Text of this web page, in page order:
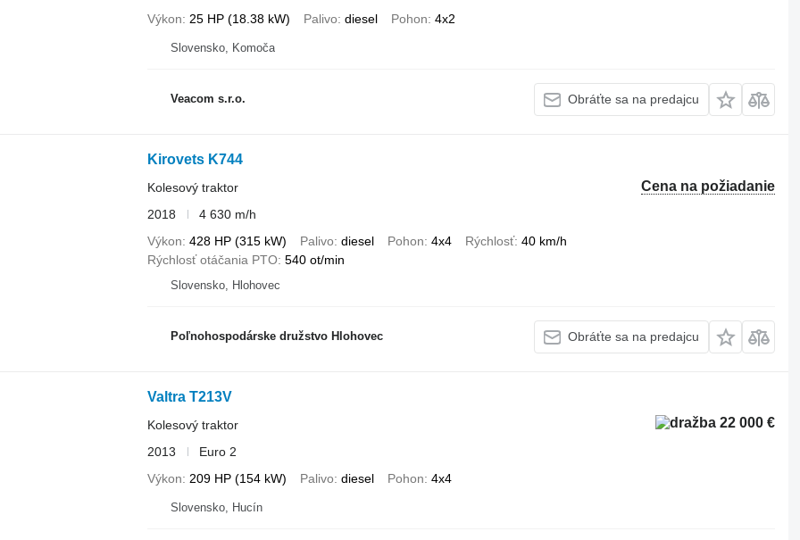
Výkon
25 HP (18.38 kW) Palivo diesel Pohon 4x2
Slovensko, Komoča
Veacom s.r.o. Obráťte sa na predajcu
Kirovets K744
Cena na požiadanie
Kolesový traktor
2018
4 630 m/h
Výkon 428 HP (315 kW) Palivo diesel Pohon 4x4 Rýchlosť 40 km/h
Rýchlosť otáčania PTO 540 ot/min
Slovensko, Hlohovec
Poľnohospodárske družstvo Hlohovec Obráťte sa na predajcu
Valtra T213V
22 000 €
Kolesový traktor
2013
Euro 2
Výkon
209 HP (154 kW) Palivo diesel Pohon 4x4
Slovensko, Hucín